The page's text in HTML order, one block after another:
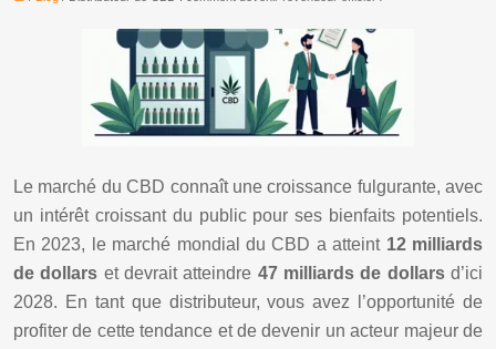
Le marché du CBD connaît une croissance fulgurante, avec
un intérêt croissant du public pour ses bienfaits potentiels.
En 2023, le marché mondial du CBD a atteint 12 milliards
de dollars et devrait atteindre 47 milliards de dollarsd’ici
2028. En tant que distributeur, vous avez l’opportunité de
profiter de cette tendance et de devenir un acteur majeur de